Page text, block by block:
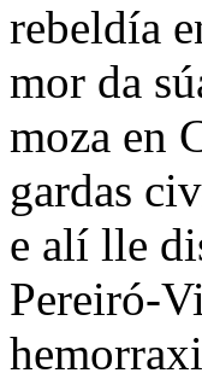
rebeldía
mor da
moza en
gardas
e alí lle
Pereiró-